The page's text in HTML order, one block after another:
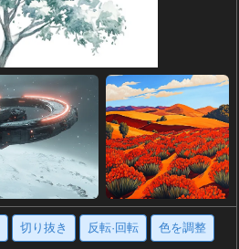
切り抜き 反転·回転 色を調整